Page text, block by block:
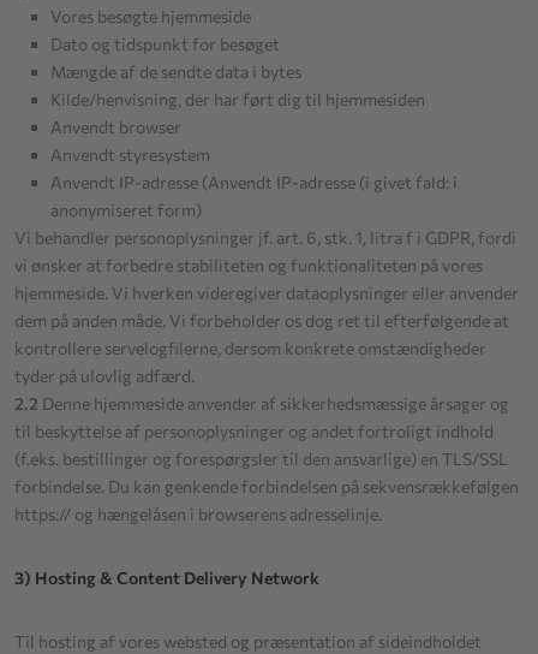
Vores besøgte hjemmeside
Dato og tidspunkt for besøget
Mængde af de sendte data i bytes
Kilde/henvisning, der har ført dig til hjemmesiden
Anvendt browser
Anvendt styresystem
Anvendt IP-adresse (Anvendt IP-adresse (i givet fald: i
anonymiseret form)
Vi behandler personoplysninger jf. art. 6, stk. 1, litra f i GDPR, fordi
vi ønsker at forbedre stabiliteten og funktionaliteten på vores
hjemmeside. Vi hverken videregiver dataoplysninger eller anvender
dem på anden måde. Vi forbeholder os dog ret til efterfølgende at
kontrollere servelogfilerne, dersom konkrete omstændigheder
tyder på ulovlig adfærd.
2.2 Denne hjemmeside anvender af sikkerhedsmæssige årsager og
til beskyttelse af personoplysninger og andet fortroligt indhold
(f.eks. bestillinger og forespørgsler til den ansvarlige) en TLS/SSL
forbindelse. Du kan genkende forbindelsen på sekvensrækkefølgen
https:// og hængelåsen i browserens adresselinje.
3) Hosting & Content Delivery Network
Til hosting af vores websted og præsentation af sideindholdet